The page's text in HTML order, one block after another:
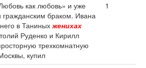
как любовь» и уже
браком. Ивана
в Таниныхженихах
Руденко и Кирилл
трехкомнатную
купил
1